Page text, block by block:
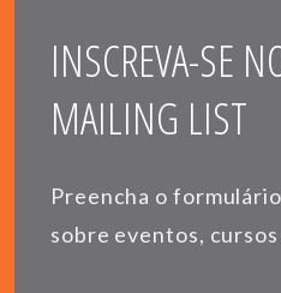
INSCREVA-SE
MAILING LIST
Preencha o
sobre eventos,